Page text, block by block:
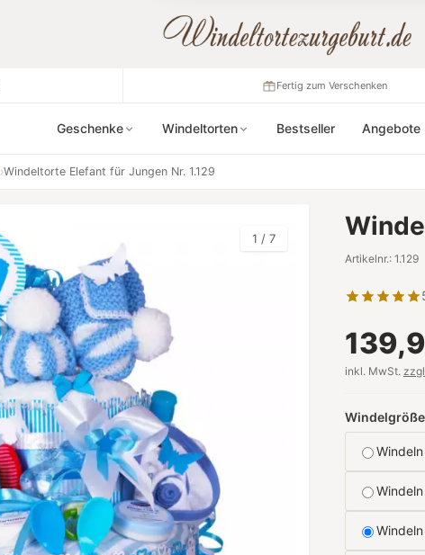
Fertig zum Verschenken
Geschenke Windeltorten Bestseller Angebote
›Windeltorte Elefant für Jungen Nr. 1.129
1 / 7
Artikelnr.: 1.129
inkl. MwSt.